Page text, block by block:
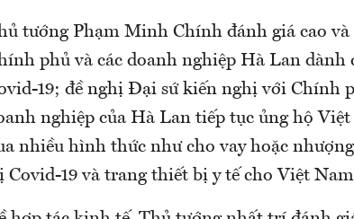
tướng Phạm Minh Chính đánh giá cao và
phủ và các doanh nghiệp Hà Lan
19; đề nghị Đại sứ kiến nghị với Chính
nghiệp của Hà Lan tiếp tục ủng hộ
nhiều hình thức như cho vay hoặc
Covid-19 và trang thiết bị y tế cho Việt